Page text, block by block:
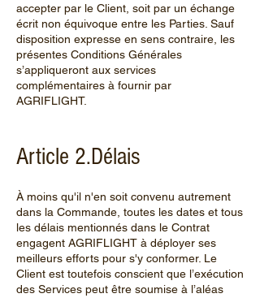
accepter par le Client, soit par un échange
écrit non équivoque entre les Parties. Sauf
disposition expresse en sens contraire, les
présentes Conditions Générales
s’appliqueront aux services
complémentaires à fournir par
AGRIFLIGHT.
Article 2.Délais
À moins qu'il n'en soit convenu autrement
dans la Commande, toutes les dates et tous
les délais mentionnés dans le Contrat
engagent AGRIFLIGHT à déployer ses
meilleurs efforts pour s'y conformer. Le
Client est toutefois conscient que l’exécution
des Services peut être soumise à l’aléas